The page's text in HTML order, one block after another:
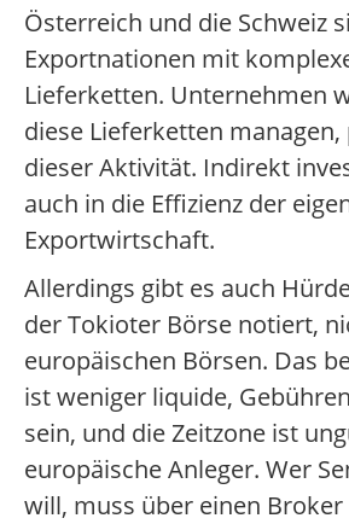
Österreich und die Schweiz
Exportnationen mit
Lieferketten. Unternehmen
diese Lieferketten
dieser Aktivität. Indirekt
auch in die Effizienz der
Exportwirtschaft.
Allerdings gibt es auch
der Tokioter Börse notiert,
europäischen Börsen. Das
ist weniger liquide,
sein, und die Zeitzone ist
europäische Anleger. Wer
will, muss über einen